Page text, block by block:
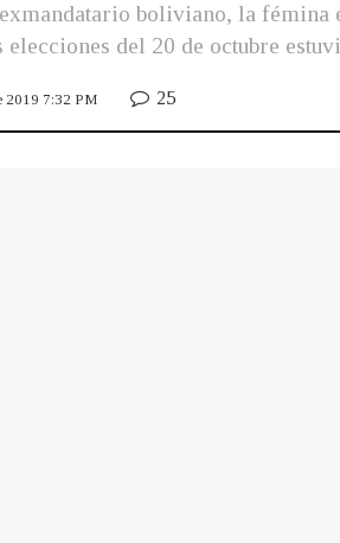
boliviano, la fémina
del 20 de octubre
2019 7:32 PM 25